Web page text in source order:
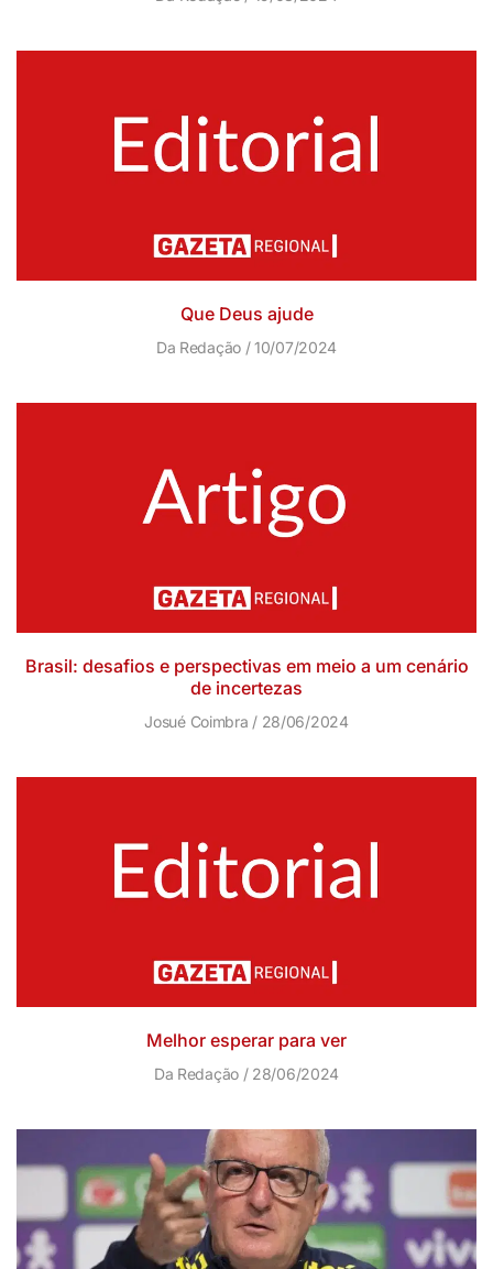
Que Deus ajude
Da Redação 10/07/2024
Brasil: desafios e perspectivas em meio a um cenário
de incertezas
Josué Coimbra 28/06/2024
Melhor esperar para ver
Da Redação 28/06/2024